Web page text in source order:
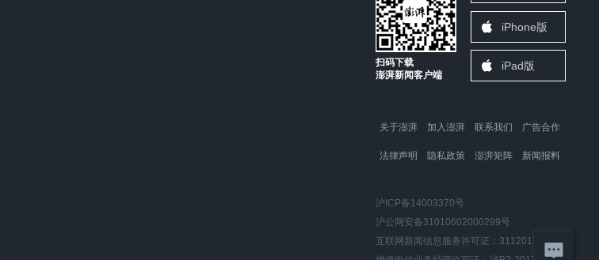
扫码下载
澎湃新闻客户端
iPhone版
iPad版
关于澎湃 加入澎湃 联系我们 广告合作
法律声明 隐私政策 澎湃矩阵 新闻报料
沪ICP备14003370号
沪公网安备31010602000299号
互联网新闻信息服务许可证：31120170006